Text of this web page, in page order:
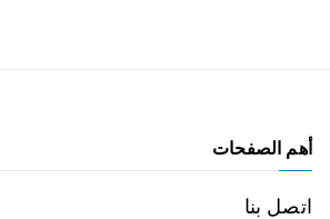
أهم الصفحات
اتصل بنا